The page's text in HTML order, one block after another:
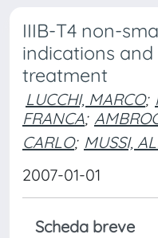
IIIB-T4 non-
indications
treatment
LUCCHI, MARCO;
FRANCA;
CARLO; MUSSI,
2007-01-01
Scheda breve